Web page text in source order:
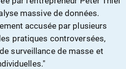
massive de données.
accusée par plusieurs
pratiques controversées,
surveillance de masse et